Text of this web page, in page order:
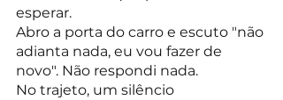
esperar.
Abro a porta do carro e escuto "não
adianta nada, eu vou fazer de
novo". Não respondi nada.
No trajeto, um silêncio